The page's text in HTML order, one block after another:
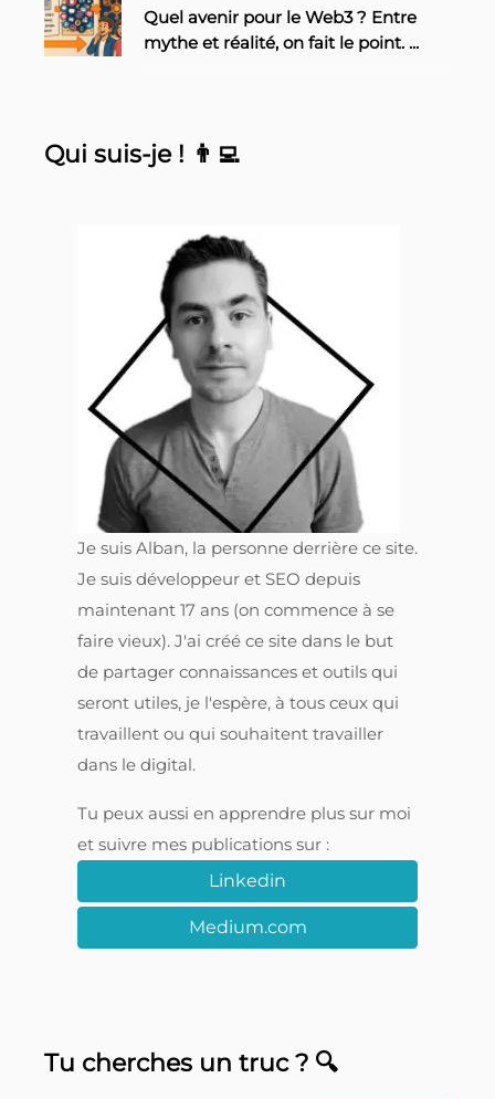
Quel avenir pour le Web3 ? Entre
mythe et réalité, on fait le point. ...
Qui suis-je ! 👨‍💻
Je suis Alban, la personne derrière ce site.
Je suis développeur et SEO depuis
maintenant 17 ans (on commence à se
faire vieux). J'ai créé ce site dans le but
de partager connaissances et outils qui
seront utiles, je l'espère, à tous ceux qui
travaillent ou qui souhaitent travailler
dans le digital.
Tu peux aussi en apprendre plus sur moi
et suivre mes publications sur :
Linkedin
Medium.com
Tu cherches un truc ? 🔍